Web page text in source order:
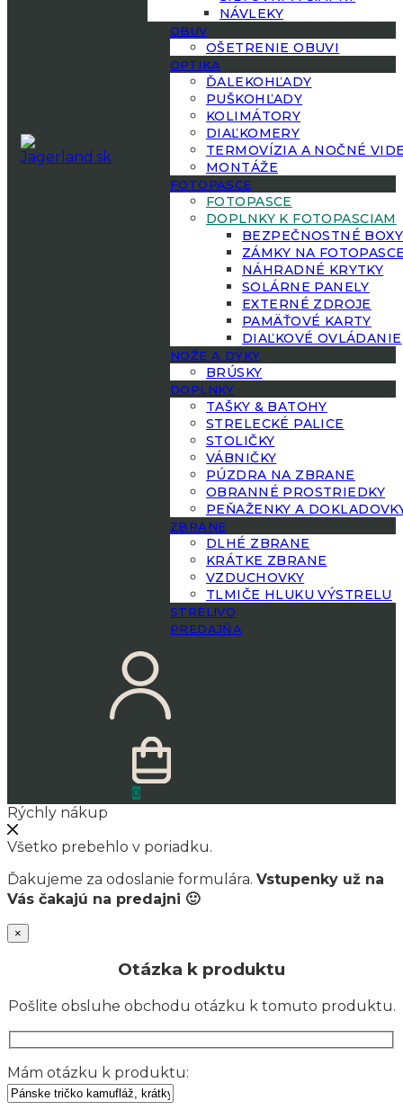
NÁVLEKY
OBUV
OŠETRENIE OBUVI
OPTIKA
ĎALEKOHĽADY
PUŠKOHĽADY
KOLIMÁTORY
DIAĽKOMERY
TERMOVÍZIA A NOČNÉ
MONTÁŽE
FOTOPASCE
FOTOPASCE
DOPLNKY K FOTOPASCIAM
BEZPEČNOSTNÉ BOXY
ZÁMKY NA
NÁHRADNÉ KRYTKY
SOLÁRNE PANELY
EXTERNÉ ZDROJE
PAMÄŤOVÉ KARTY
DIAĽKOVÉ OVLÁDANIE
NOŽE A DÝKY
BRÚSKY
DOPLNKY
TAŠKY & BATOHY
STRELECKÉ PALICE
STOLIČKY
VÁBNIČKY
PÚZDRA NA ZBRANE
OBRANNÉ PROSTRIEDKY
PEŇAŽENKY A
ZBRANE
DLHÉ ZBRANE
KRÁTKE ZBRANE
VZDUCHOVKY
TLMIČE HLUKU VÝSTRELU
STRELIVO
PREDAJŇA
0
Rýchly nákup
Všetko prebehlo v poriadku.
Ďakujeme za odoslanie formulára. Vstupenky už na
Vás čakajú na predajni 🙂
×
Otázka k produktu
Pošlite obsluhe obchodu otázku k tomuto produktu.
Mám otázku k produktu: